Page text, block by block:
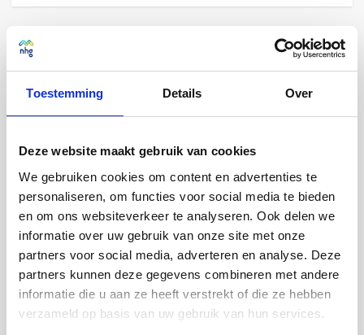
Toestemming Details Over
Deze website maakt gebruik van cookies
We gebruiken cookies om content en advertenties te
personaliseren, om functies voor social media te bieden
en om ons websiteverkeer te analyseren. Ook delen we
informatie over uw gebruik van onze site met onze
partners voor social media, adverteren en analyse. Deze
partners kunnen deze gegevens combineren met andere
informatie die u aan ze heeft verstrekt of die ze hebben
verzameld op basis van uw gebruik van hun services.
Voordelen
benaderingentetesten ervarenwewat het beste
werkt.
Goed werkende praktijken in beheer
markt gedeelden mogelijk ookgestandaardiseerd
worden.
We lerenhoe we de samenwerking tussen